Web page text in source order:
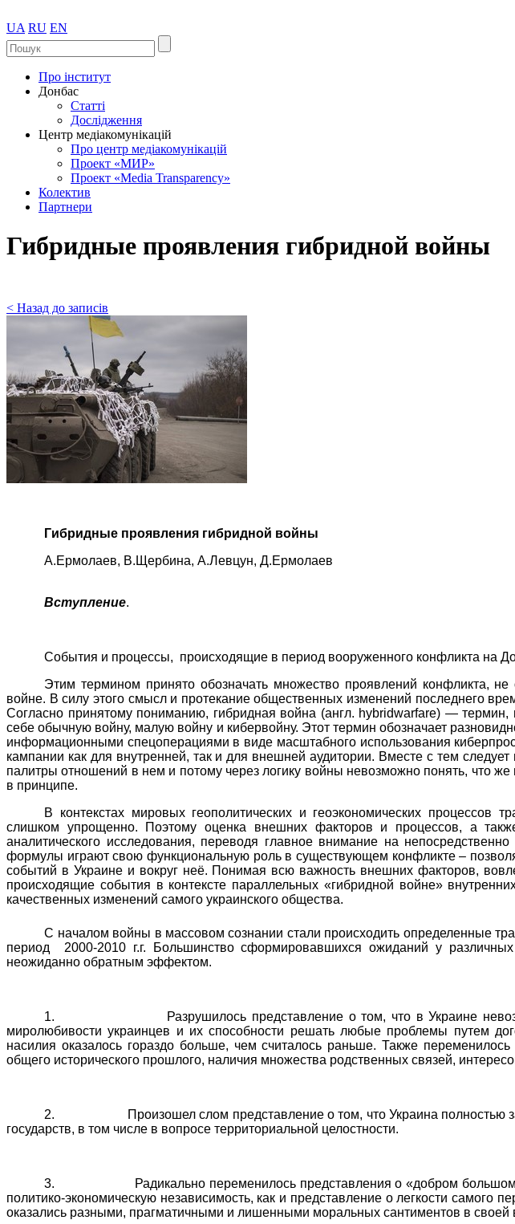
UA RU EN
Про інститут
Донбас
Статті
Дослідження
Центр медіакомунікацій
Про центр медіакомунікацій
Проект «МИР»
Проект «Media Transparency»
Колектив
Партнери
Гибридные проявления гибридной войны
< Назад до записів
Гибридные проявления гибридной войны
А.Ермолаев, В.Щербина, А.Левцун, Д.Ермолаев
Вступление.
События и процессы, происходящие в период вооруженного конфликта на
Этим термином принято обозначать множество проявлений конфликта,
войне. В силу этого смысл и протекание общественных изменений последнего
Согласно принятому пониманию, гибридная война (англ. hybridwarfare) — термин,
себе обычную войну, малую войну и кибервойну. Этот термин обозначает
информационными спецоперациями в виде масштабного использования
кампании как для внутренней, так и для внешней аудитории. Вместе с тем
палитры отношений в нем и потому через логику войны невозможно понять, что
в принципе.
В контекстах мировых геополитических и геоэкономических процессов
слишком упрощенно. Поэтому оценка внешних факторов и процессов, а
аналитического исследования, переводя главное внимание на непосредственно
формулы играют свою функциональную роль в существующем конфликте –
событий в Украине и вокруг неё. Понимая всю важность внешних факторов,
происходящие события в контексте параллельных «гибридной войне»
качественных изменений самого украинского общества.
С началом войны в массовом сознании стали происходить определенные
период
2000-2010 г.г. Большинство сформировавшихся ожиданий у
неожиданно обратным эффектом.
1. Разрушилось представление о том, что в Украине невозможен
миролюбивости украинцев и их способности решать любые проблемы путем
насилия оказалось гораздо больше, чем считалось раньше. Также
общего исторического прошлого, наличия множества родственных связей,
2. Произошел слом представление о том, что Украина полностью
государств, в том числе в вопросе территориальной целостности.
3. Радикально переменилось представления о «добром большом
политико-экономическую независимость, как и представление о легкости самого
оказались разными, прагматичными и лишенными моральных сантиментов в своей